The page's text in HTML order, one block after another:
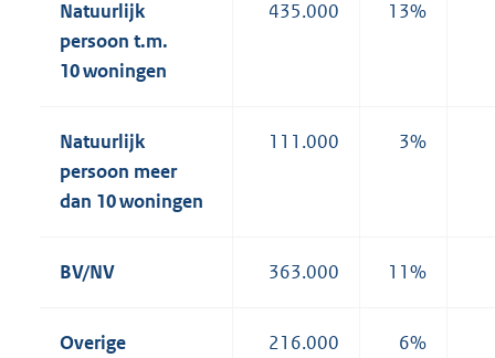
Natuurlijk
persoon t.m.
10 woningen
435.000 13%
Natuurlijk
persoon meer
dan 10 woningen
111.000 3%
BV/NV 363.000 11%
Overige
216.000 6%